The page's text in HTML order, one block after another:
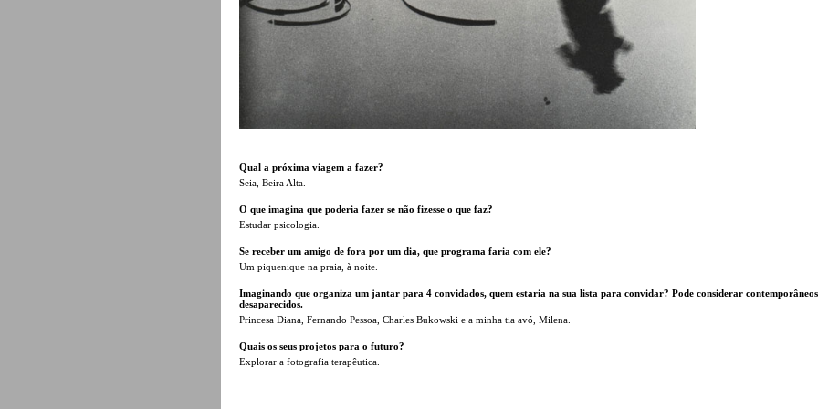
Qual a próxima viagem a fazer?
Seia, Beira Alta.
O que imagina que poderia fazer se não fizesse o que faz?
Estudar psicologia.
Se receber um amigo de fora por um dia, que programa faria com ele?
Um piquenique na praia, à noite.
Imaginando que organiza um jantar para 4 convidados, quem estaria na sua lista para convidar? Pode considerar
desaparecidos.
Princesa Diana, Fernando Pessoa, Charles Bukowski e a minha tia avó, Milena.
Quais os seus projetos para o futuro?
Explorar a fotografia terapêutica.